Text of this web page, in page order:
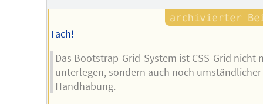
Tach!
Das Bootstrap-Grid-System ist CSS-Grid nicht
unterlegen, sondern auch noch
Handhabung.